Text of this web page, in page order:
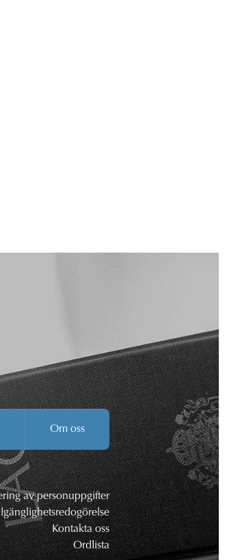
Om oss
av personuppgifter
Kontakta oss
Ordlista